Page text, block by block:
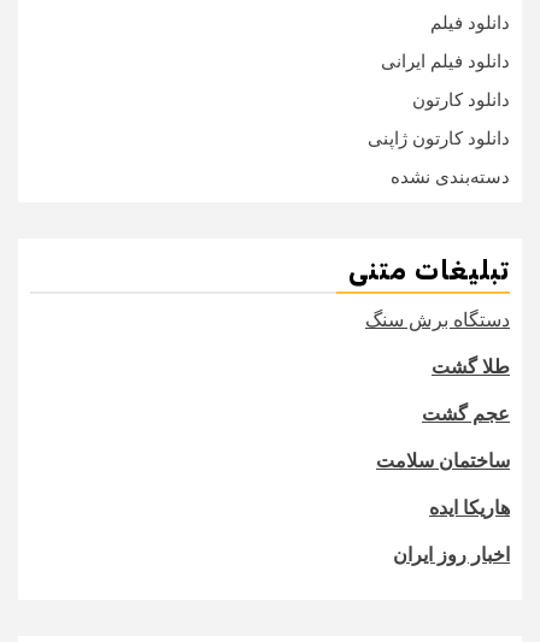
دانلود فیلم
دانلود فیلم ایرانی
دانلود کارتون
دانلود کارتون ژاپنی
دسته‌بندی نشده
تبلیغات متنی
دستگاه برش سنگ
طلا گشت
عجم گشت
ساختمان سلامت
هاریکا ایده
اخبار روز ایران